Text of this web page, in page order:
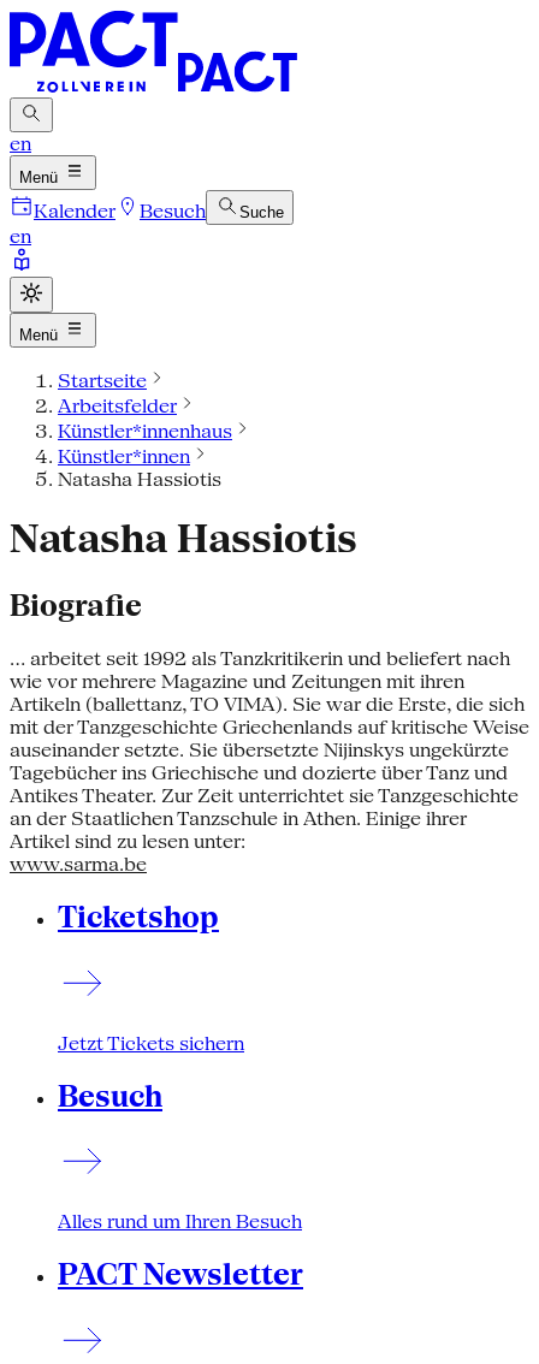
en
Menü
Kalender Besuch Suche
en
Menü
Startseite
Arbeitsfelder
Künstler*innenhaus
Künstler*innen
Natasha Hassiotis
Natasha Hassiotis
Biografie
... arbeitet seit 1992 als Tanzkritikerin und beliefert nach
wie vor mehrere Magazine und Zeitungen mit ihren
Artikeln (ballettanz, TO VIMA). Sie war die Erste, die sich
mit der Tanzgeschichte Griechenlands auf kritische Weise
auseinander setzte. Sie übersetzte Nijinskys ungekürzte
Tagebücher ins Griechische und dozierte über Tanz und
Antikes Theater. Zur Zeit unterrichtet sie Tanzgeschichte
an der Staatlichen Tanzschule in Athen. Einige ihrer
Artikel sind zu lesen unter:
www.sarma.be
Ticketshop
Jetzt Tickets sichern
Besuch
Alles rund um Ihren Besuch
PACT Newsletter